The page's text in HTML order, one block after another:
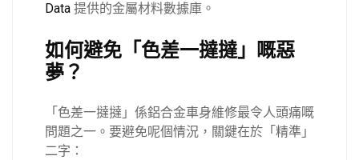
Data 提供的金屬材料數據庫。
如何避免「色差一撻撻」嘅惡
夢？
「色差一撻撻」係鋁合金車身維修最令人頭痛嘅
問題之一。要避免呢個情況，關鍵在於「精準」
二字：